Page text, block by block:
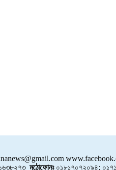
মুঠোফোনঃ০১৮১৭০৭২০৯৪;